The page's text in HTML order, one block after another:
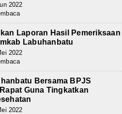
2022
Laporan Hasil Pemeriksaan
Labuhanbatu
2022
Bersama BPJS
Guna Tingkatkan
2022